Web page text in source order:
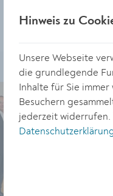
Größe:
167.81 KB
Hinweis zu
Unsere Webseite
die grundlegende
Inhalte für Sie
Besuchern
jederzeit widerrufen.